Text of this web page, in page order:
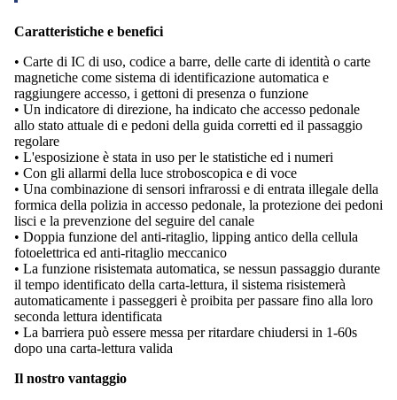
Caratteristiche e benefici
• Carte di IC di uso, codice a barre, delle carte di identità o carte
magnetiche come sistema di identificazione automatica e
raggiungere accesso, i gettoni di presenza o funzione
• Un indicatore di direzione, ha indicato che accesso pedonale
allo stato attuale di e pedoni della guida corretti ed il passaggio
regolare
• L'esposizione è stata in uso per le statistiche ed i numeri
• Con gli allarmi della luce stroboscopica e di voce
• Una combinazione di sensori infrarossi e di entrata illegale della
formica della polizia in accesso pedonale, la protezione dei pedoni
lisci e la prevenzione del seguire del canale
• Doppia funzione del anti-ritaglio, lipping antico della cellula
fotoelettrica ed anti-ritaglio meccanico
• La funzione risistemata automatica, se nessun passaggio durante
il tempo identificato della carta-lettura, il sistema risistemerà
automaticamente i passeggeri è proibita per passare fino alla loro
seconda lettura identificata
• La barriera può essere messa per ritardare chiudersi in 1-60s
dopo una carta-lettura valida
Il nostro vantaggio